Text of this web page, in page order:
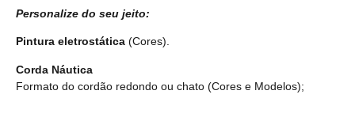
Personalize do seu jeito:
Pintura eletrostática (Cores).
Corda Náutica
Formato do cordão redondo ou chato (Cores e Modelos);